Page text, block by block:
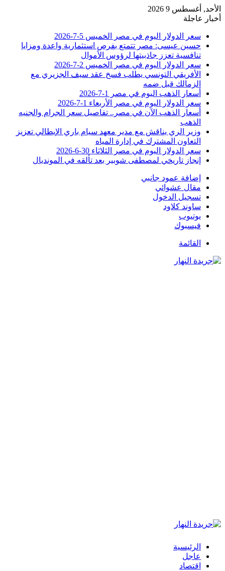
الأحد, أغسطس 9 2026
أخبار عاجلة
سعر الدولار اليوم في مصر الخميس 5-7-2026
حسين عيسى: مصر تتمتع بفرص استثمارية واعدة ومزايا
تنافسية تعزز جاذبيتها لرؤوس الأموال
سعر الدولار اليوم في مصر الخميس 2-7-2026
الأفريقي التونسي يطلب فسخ عقد سيف الجزيري مع
الزمالك قبل ضمه
أسعار الذهب اليوم في مصر 1-7-2026
سعر الدولار اليوم في مصر الأربعاء 1-7-2026
أسعار الذهب الآن في مصر.. تفاصيل سعر الجرام والجنيه
الذهب
وزير الري يناقش مع مدير معهد سيام باري الإيطالي تعزيز
التعاون المشترك في إدارة المياه
سعر الدولار اليوم في مصر الثلاثاء 30-6-2026
إنجاز تاريخي لمصطفى شوبير بعد تألقه في المونديال
إضافة عمود جانبي
مقال عشوائي
تسجيل الدخول
ساوند كلاود
يوتيوب
فيسبوك
القائمة
الرئيسية
عاجل
اقتصاد